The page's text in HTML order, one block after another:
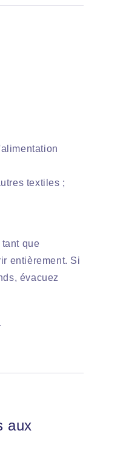
textiles ;
que
entièrement. Si
évacuez
aux